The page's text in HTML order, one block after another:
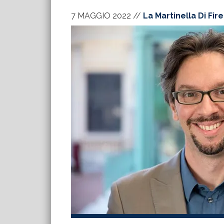
7 MAGGIO 2022 // La Martinella Di